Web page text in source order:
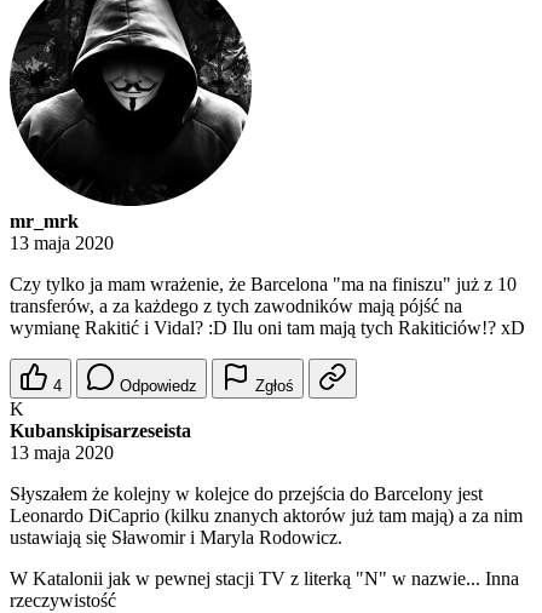
mr_mrk
13 maja 2020
Czy tylko ja mam wrażenie, że Barcelona "ma na finiszu" już z 10
transferów, a za każdego z tych zawodników mają pójść na
wymianę Rakitić i Vidal? :D Ilu oni tam mają tych Rakiticiów!? xD
4 Odpowiedz Zgłoś
K
Kubanskipisarzeseista
13 maja 2020
Słyszałem że kolejny w kolejce do przejścia do Barcelony jest
Leonardo DiCaprio (kilku znanych aktorów już tam mają) a za nim
ustawiają się Sławomir i Maryla Rodowicz.
W Katalonii jak w pewnej stacji TV z literką "N" w nazwie... Inna
rzeczywistość